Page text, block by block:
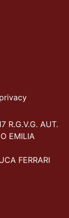
R.G.V.G. AUT.
EMILIA
FERRARI